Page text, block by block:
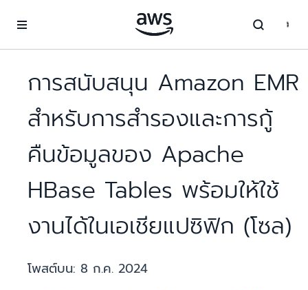
การสนับสนุน Amazon EMR
สำหรับการสำรองและการกู้
คืนข้อมูลของ Apache
HBase Tables พร้อมให้ใช้
งานได้ในเอเชียแปซิฟิก (โซล)
โพสต์บน: 8 ก.ค. 2024